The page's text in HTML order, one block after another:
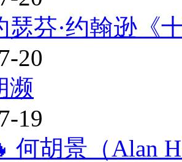
瑟芬·约翰逊《
20
濒
19
何胡景（Alan